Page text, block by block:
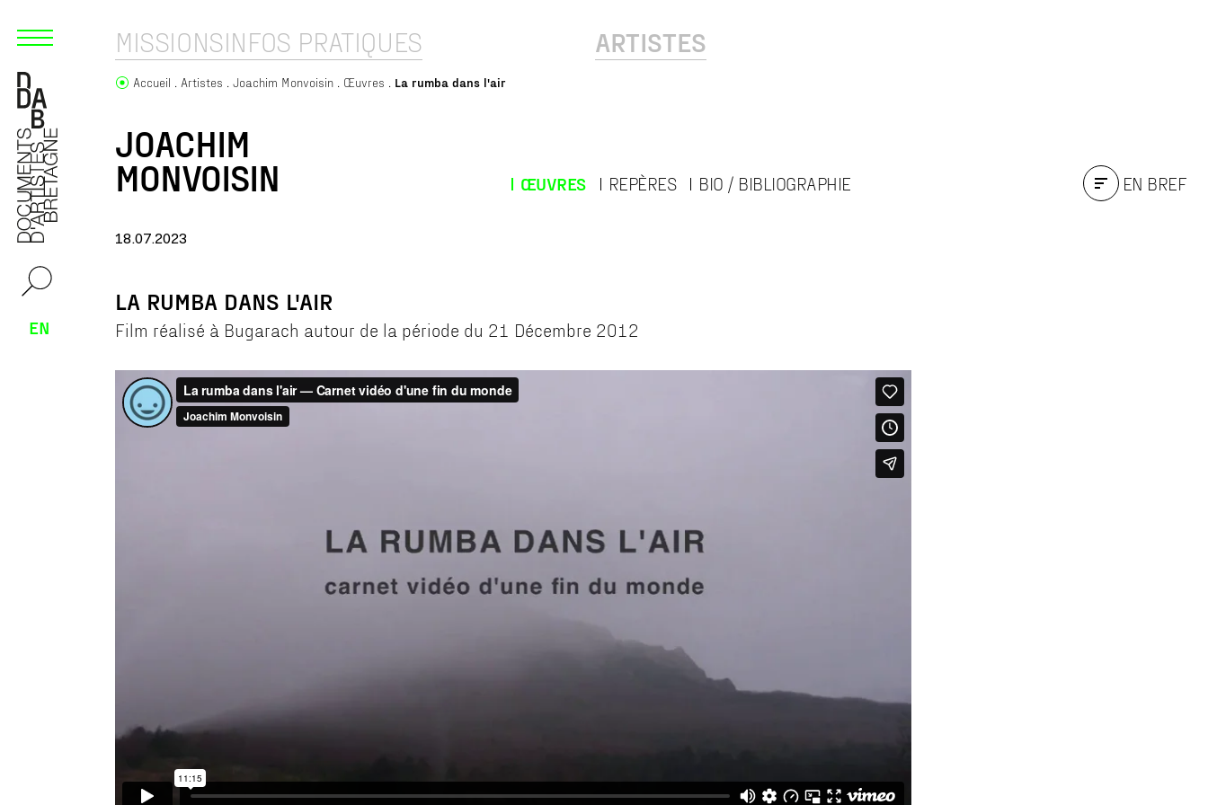
EN
MISSIONSINFOS PRATIQUES ARTISTES
Accueil Artistes Joachim Monvoisin Œuvres La rumba dans l'air
JOACHIM
MONVOISIN ŒUVRES REPÈRES BIO / BIBLIOGRAPHIE EN BREF
18.07.2023
LA RUMBA DANS L'AIR
Film réalisé à Bugarach autour de la période du 21 Décembre 2012